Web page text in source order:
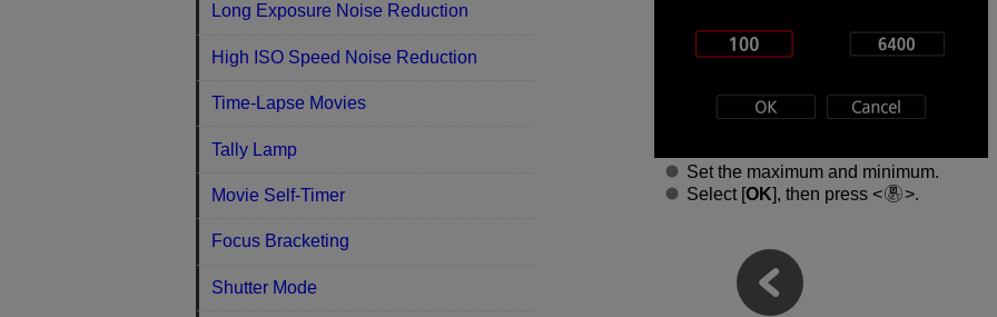
Set the maximum and minimum.
Select [OK], then press .
Long Exposure Noise Reduction
High ISO Speed Noise Reduction
Time-Lapse Movies
Tally Lamp
Movie Self-Timer
Focus Bracketing
Shutter Mode